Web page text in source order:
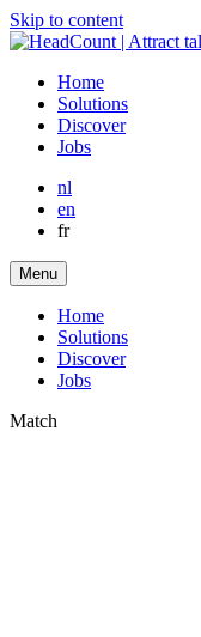
Skip to content
Home
Solutions
Discover
Jobs
nl
en
fr
Menu
Home
Solutions
Discover
Jobs
Match